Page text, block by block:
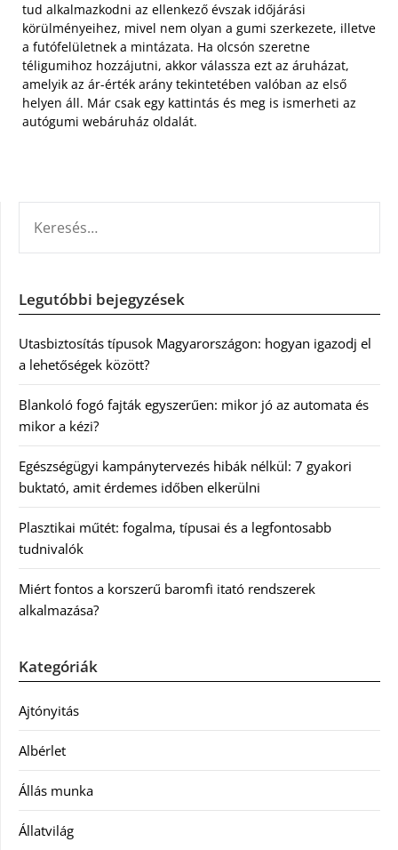
tud alkalmazkodni az ellenkező évszak időjárási
körülményeihez, mivel nem olyan a gumi szerkezete, illetve
a futófelületnek a mintázata. Ha olcsón szeretne
téligumihoz hozzájutni, akkor válassza ezt az áruházat,
amelyik az ár-érték arány tekintetében valóban az első
helyen áll. Már csak egy kattintás és meg is ismerheti az
autógumi webáruház oldalát.
Legutóbbi bejegyzések
Utasbiztosítás típusok Magyarországon: hogyan igazodj el
a lehetőségek között?
Blankoló fogó fajták egyszerűen: mikor jó az automata és
mikor a kézi?
Egészségügyi kampánytervezés hibák nélkül: 7 gyakori
buktató, amit érdemes időben elkerülni
Plasztikai műtét: fogalma, típusai és a legfontosabb
tudnivalók
Miért fontos a korszerű baromfi itató rendszerek
alkalmazása?
Kategóriák
Ajtónyitás
Albérlet
Állás munka
Állatvilág